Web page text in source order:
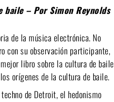
baile – Por Simon Reynolds
de la música electrónica. No
con su observación participante,
libro sobre la cultura de baile
orígenes de la cultura de baile.
de Detroit, el hedonismo